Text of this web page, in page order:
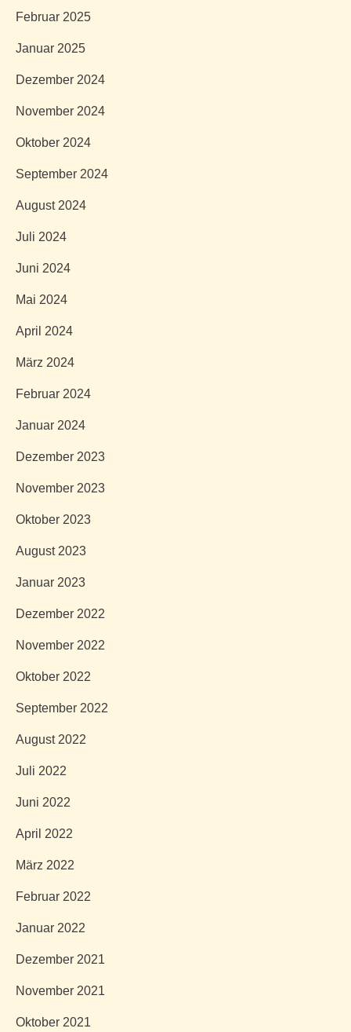
Februar 2025
Januar 2025
Dezember 2024
November 2024
Oktober 2024
September 2024
August 2024
Juli 2024
Juni 2024
Mai 2024
April 2024
März 2024
Februar 2024
Januar 2024
Dezember 2023
November 2023
Oktober 2023
August 2023
Januar 2023
Dezember 2022
November 2022
Oktober 2022
September 2022
August 2022
Juli 2022
Juni 2022
April 2022
März 2022
Februar 2022
Januar 2022
Dezember 2021
November 2021
Oktober 2021